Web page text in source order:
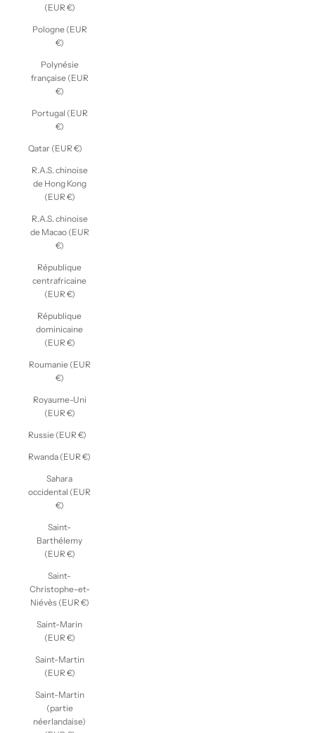
(EUR €)
Pologne (EUR
€)
Polynésie
française (EUR
€)
Portugal (EUR
€)
Qatar (EUR €)
R.A.S. chinoise
de Hong Kong
(EUR €)
R.A.S. chinoise
de Macao (EUR
€)
République
centrafricaine
(EUR €)
République
dominicaine
(EUR €)
Roumanie (EUR
€)
Royaume-Uni
(EUR €)
Russie (EUR €)
Rwanda (EUR €)
Sahara
occidental (EUR
€)
Saint-
Barthélemy
(EUR €)
Saint-
Christophe-et-
Niévès (EUR €)
Saint-Marin
(EUR €)
Saint-Martin
(EUR €)
Saint-Martin
(partie
néerlandaise)